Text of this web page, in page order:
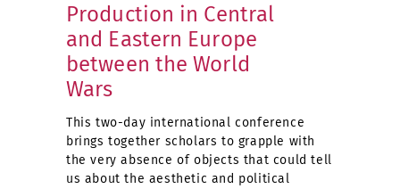
Production in Central
and Eastern Europe
between the World
Wars
This two-day international conference
brings together scholars to grapple with
the very absence of objects that could tell
us about the aesthetic and political